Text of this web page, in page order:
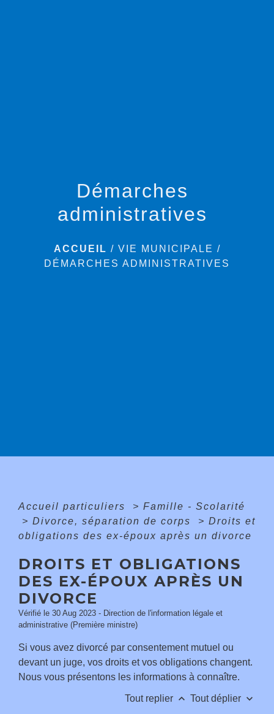
Démarches
administratives
ACCUEIL / VIE MUNICIPALE /
DÉMARCHES ADMINISTRATIVES
Accueil particuliers > Famille - Scolarité
> Divorce, séparation de corps > Droits et
obligations des ex-époux après un divorce
DROITS ET OBLIGATIONS
DES EX-ÉPOUX APRÈS UN
DIVORCE
Vérifié le 30 Aug 2023 - Direction de l'information légale et
administrative (Première ministre)
Si vous avez divorcé par consentement mutuel ou
devant un juge, vos droits et vos obligations changent.
Nous vous présentons les informations à connaître.
Tout replier keyboard_arrow_up Tout déplier keyboard_arrow_down